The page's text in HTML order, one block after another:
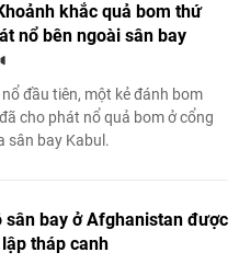
khắc quả bom thứ
nổ bên ngoài sân bay
đầu tiên, một kẻ đánh bom
cho phát nổ quả bom ở cổng
sân bay Kabul.
sân bay ở Afghanistan được
tháp canh